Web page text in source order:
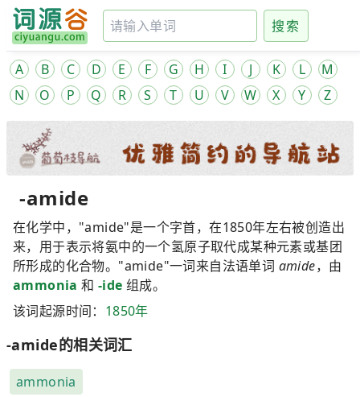
搜索
A B C D E F G H I J K L
M
N
O P Q R S T U V W X Y Z
-amide
在化学中，"amide"是一个字首，在1850年左右被创造出
来，用于表示将氨中的一个氢原子取代成某种元素或基团
所形成的化合物。"amide"一词来自法语单词 amide，由
ammonia 和-ide 组成。
该词起源时间： 1850年
-amide的相关词汇
ammonia